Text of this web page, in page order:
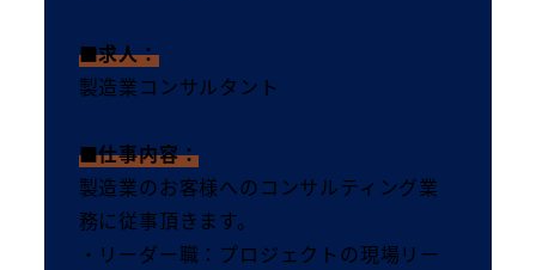
■求人：
製造業コンサルタント
■仕事内容：
製造業のお客様へのコンサルティング業
務に従事頂きます。
・リーダー職：プロジェクトの現場リー